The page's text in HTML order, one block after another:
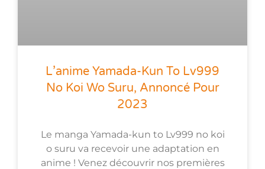
L’anime Yamada-Kun To Lv999
No Koi Wo Suru, Annoncé Pour
2023
Le manga Yamada-kun to Lv999 no koi
o suru va recevoir une adaptation en
anime ! Venez découvrir nos premières